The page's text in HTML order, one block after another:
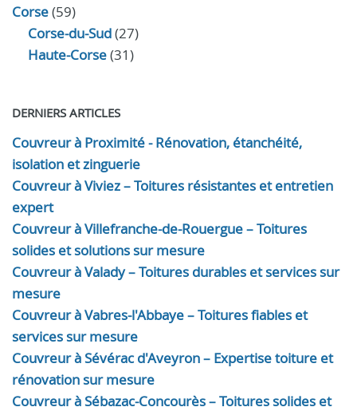
Corse(59)
Corse-du-Sud(27)
Haute-Corse(31)
DERNIERS ARTICLES
Couvreur à Proximité - Rénovation, étanchéité,
isolation et zinguerie
Couvreur à Viviez – Toitures résistantes et entretien
expert
Couvreur à Villefranche-de-Rouergue – Toitures
solides et solutions sur mesure
Couvreur à Valady – Toitures durables et services sur
mesure
Couvreur à Vabres-l'Abbaye – Toitures fiables et
services sur mesure
Couvreur à Sévérac d'Aveyron – Expertise toiture et
rénovation sur mesure
Couvreur à Sébazac-Concourès – Toitures solides et